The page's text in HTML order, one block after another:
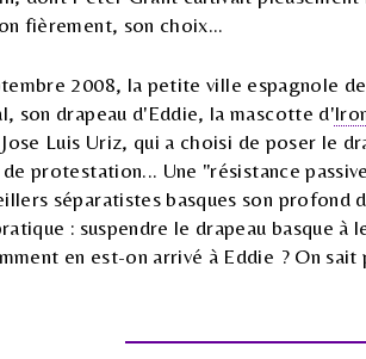
fièrement, son choix...
2008, la petite ville espagnole
son drapeau d'Eddie, la mascotte d'
Luis Uriz, qui a choisi de poser le
protestation... Une "résistance
séparatistes basques son profond
: suspendre le drapeau basque à
en est-on arrivé à Eddie ? On sait